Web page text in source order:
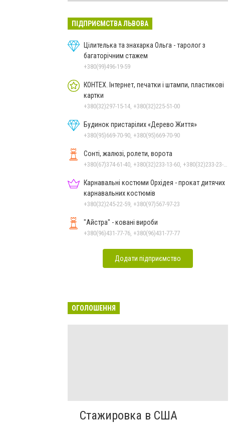
ПІДПРИЄМСТВА ЛЬВОВА
Цілителька та знахарка Ольга - таролог з
багаторічним стажем
+380(99)496-19-59
КОНТЕХ. Інтернет, печатки і штампи, пластикові
картки
+380(32)297-15-14, +380(32)225-51-00
Будинок пристарілих «Дерево Життя»
+380(95)669-70-90, +380(95)669-70-90
Сонті, жалюзі, ролети, ворота
Карнавальні костюми Орхідея - прокат дитячих
карнавальних костюмів
+380(32)245-22-59, +380(97)567-97-23
"Айстра" - ковані вироби
+380(96)431-77-76, +380(96)431-77-77
Додати підприємство
ОГОЛОШЕННЯ
Стажировка в США